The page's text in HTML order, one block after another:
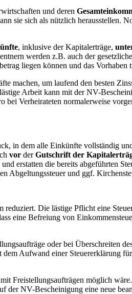
und deren
sie sich als nützlich
, inklusive der Kapitalerträge,
werden z.B. auch der
liegen können und das Vorhaben
machen, um laufend den besten
Arbeit kann mit der NV-
Verheirateten normalerweise
in dem alle Einkünfte vollständig
vor derGutschrift der
erstatten die bereits abgeführten
Abgeltungssteuer und ggf.
Die lästige Pflicht eine
eine Befreiung von
oder bei Überschreiten
Aufwand einer Steuererklärung
Freistellungsaufträgen möglich
der NV-Bescheinigung eine neue